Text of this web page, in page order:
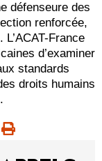
défenseure des
renforcée,
France
d’examiner
standards
droits humains